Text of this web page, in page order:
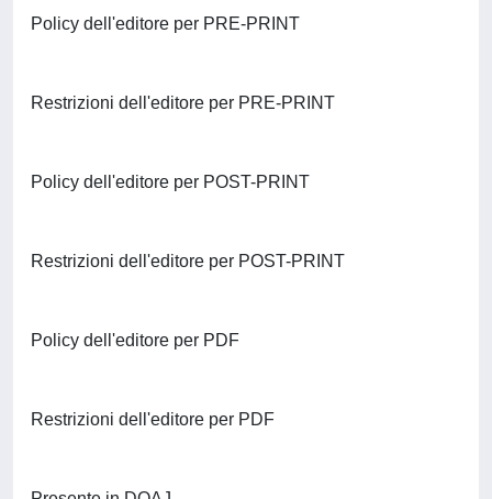
Policy dell'editore per PRE-PRINT
Restrizioni dell'editore per PRE-PRINT
Policy dell'editore per POST-PRINT
Restrizioni dell'editore per POST-PRINT
Policy dell'editore per PDF
Restrizioni dell'editore per PDF